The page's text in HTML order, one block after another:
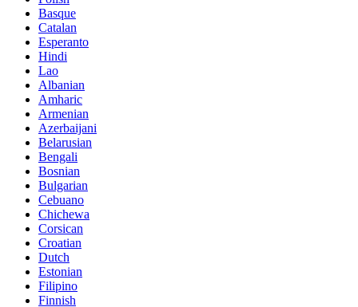
Basque
Catalan
Esperanto
Hindi
Lao
Albanian
Amharic
Armenian
Azerbaijani
Belarusian
Bengali
Bosnian
Bulgarian
Cebuano
Chichewa
Corsican
Croatian
Dutch
Estonian
Filipino
Finnish